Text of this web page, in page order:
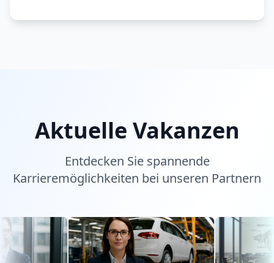
Aktuelle Vakanzen
Entdecken Sie spannende
Karrieremöglichkeiten bei unseren Partnern